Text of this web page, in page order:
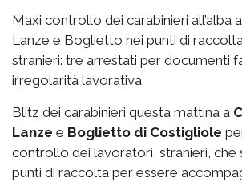
Maxi controllo dei carabinieri all’alba
Lanze e Boglietto nei punti di
stranieri: tre arrestati per documenti
irregolarità lavorativa
Blitz dei carabinieri questa mattina a
Lanze e Boglietto di Costigliole
controllo dei lavoratori, stranieri, che
punti di raccolta per essere